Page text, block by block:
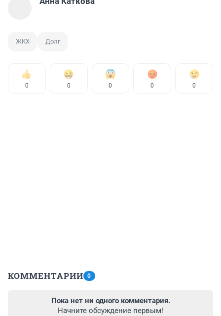
ЖКХ Долг
0 0 0 0 0
КОММЕНТАРИИ 0
Пока нет ни одного комментария.
Начните обсуждение первым!